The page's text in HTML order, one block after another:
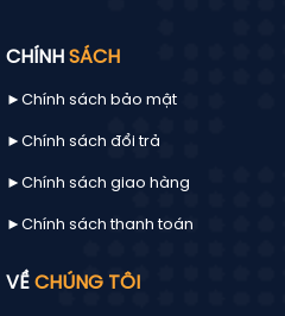
CHÍNH SÁCH
►Chính sách bảo mật
►Chính sách đổi trả
►Chính sách giao hàng
►Chính sách thanh toán
VỀ CHÚNG TÔI